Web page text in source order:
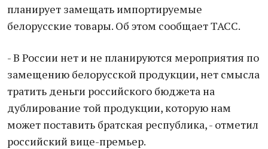
планирует замещать импортируемые
белорусские товары. Об этом сообщает ТАСС.
- В России нет и не планируются мероприятия по
замещению белорусской продукции, нет смысла
тратить деньги российского бюджета на
дублирование той продукции, которую нам
может поставить братская республика, - отметил
российский вице-премьер.